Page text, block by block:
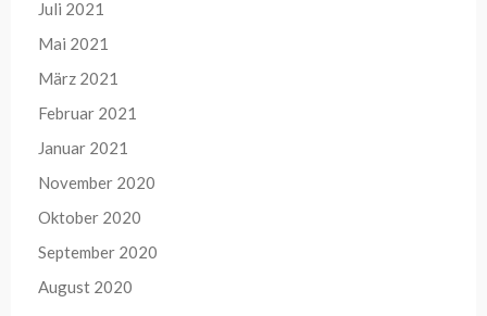
Juli 2021
Mai 2021
März 2021
Februar 2021
Januar 2021
November 2020
Oktober 2020
September 2020
August 2020